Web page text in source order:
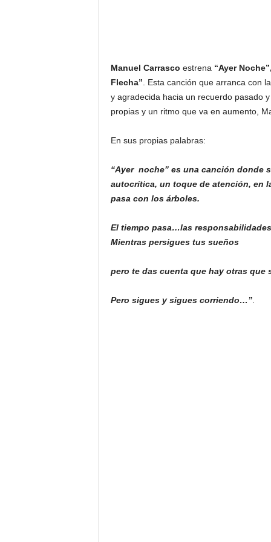
Manuel Carrasco estrena “Ayer Noche”,
Flecha” . Esta canción que arranca con
y agradecida hacia un recuerdo pasado
propias y un ritmo que va en aumento,
En sus propias palabras:
“Ayer noche” es una canción donde
autocrítica, un toque de atención, en
pasa con los árboles.
El tiempo pasa…las
Mientras persigues tus sueños
pero te das cuenta que hay otras que
Pero sigues y sigues corriendo…”.